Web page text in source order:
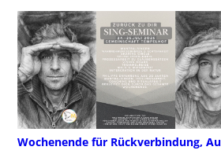
Wochenende für Rückverbindung,